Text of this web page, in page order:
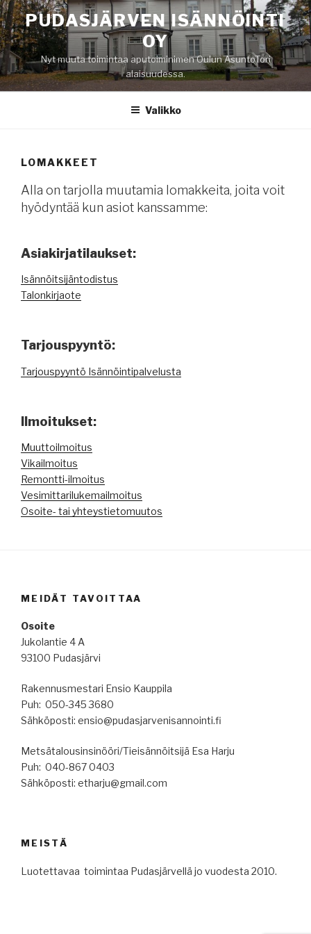
Siirry
sisältöönPUDASJÄRVEN ISÄNNÖINTI
OY
Nyt muuta toimintaa aputoiminimen Oulun AsuntoTori
alaisuudessa.
Valikko
LOMAKKEET
Alla on tarjolla muutamia lomakkeita, joita voit
hyödyntää kun asiot kanssamme:
Asiakirjatilaukset:
Isännöitsijäntodistus
Talonkirjaote
Tarjouspyyntö:
Tarjouspyyntö Isännöintipalvelusta
Ilmoitukset:
Muuttoilmoitus
Vikailmoitus
Remontti-ilmoitus
Vesimittarilukemailmoitus
Osoite- tai yhteystietomuutos
MEIDÄT TAVOITTAA
Osoite
Jukolantie 4 A
93100 Pudasjärvi
Rakennusmestari Ensio Kauppila
Puh: 050-345 3680
Sähköposti: ensio@pudasjarvenisannointi.fi
Metsätalousinsinööri/Tieisännöitsijä Esa Harju
Puh: 040-867 0403
Sähköposti: etharju@gmail.com
MEISTÄ
Luotettavaa toimintaa Pudasjärvellä jo vuodesta 2010.